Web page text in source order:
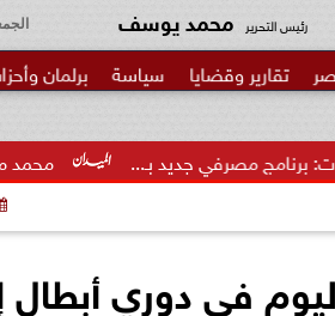
رئيس التحرير محمد يوسف
تقارير وقضايا سياسة برلمان
محمد مختار جمعة: بدل بـ...
في دوري أبطال